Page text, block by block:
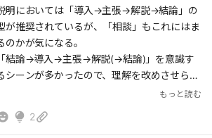
モデル化※既知の法則の威を借る
アクションプラン】
導入と解説それぞれに必要なスキルをフル活
っと読む
明においては「導入→主張→解説→結論」の
が推奨されているが、「相談」もこれにはま
のかが気になる。
「結論→導入→主張→解説(→結論)」を意識す
シーンが多かったので、理解を改めさせられ
もっと読む
2